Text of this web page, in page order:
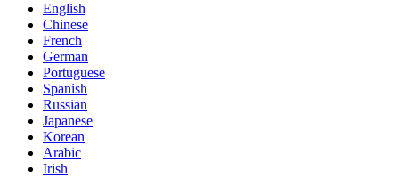
English
Chinese
French
German
Portuguese
Spanish
Russian
Japanese
Korean
Arabic
Irish